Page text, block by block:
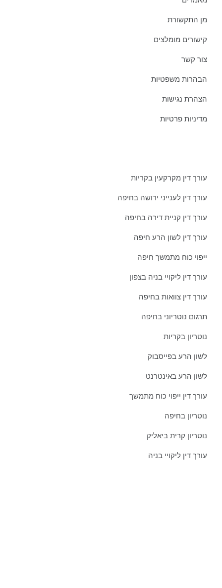
מן התקשורת
קישורים מומלצים
צור קשר
הבהרות משפטיות
הצהרת נגישות
מדיניות פרטיות
עורך דין מקרקעין בקריות
עורך דין לענייני ירושה בחיפה
עורך דין קניית דירה בחיפה
עורך דין לשון הרע חיפה
ייפוי כוח מתמשך חיפה
עורך דין ליקויי בניה בצפון
עורך דין צוואות בחיפה
תרגום נוטריוני בחיפה
נוטריון בקריות
לשון הרע בפייסבוק
לשון הרע באינטרנט
עורך דין ייפוי כוח מתמשך
נוטריון בחיפה
נוטריון קרית ביאליק
עורך דין ליקויי בניה